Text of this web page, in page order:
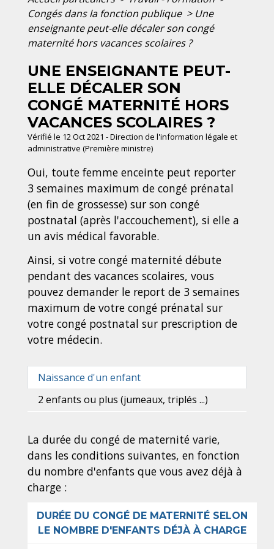
Congés dans la fonction publique > Une
enseignante peut-elle décaler son congé
maternité hors vacances scolaires ?
UNE ENSEIGNANTE PEUT-
ELLE DÉCALER SON
CONGÉ MATERNITÉ HORS
VACANCES SCOLAIRES ?
Vérifié le 12 Oct 2021 - Direction de l'information légale et
administrative (Première ministre)
Oui, toute femme enceinte peut reporter
3 semaines maximum de congé prénatal
(en fin de grossesse) sur son congé
postnatal (après l'accouchement), si elle a
un avis médical favorable.
Ainsi, si votre congé maternité débute
pendant des vacances scolaires, vous
pouvez demander le report de 3 semaines
maximum de votre congé prénatal sur
votre congé postnatal sur prescription de
votre médecin.
Naissance d'un enfant
2 enfants ou plus (jumeaux, triplés ...)
La durée du congé de maternité varie,
dans les conditions suivantes, en fonction
du nombre d'enfants que vous avez déjà à
charge :
DURÉE DU CONGÉ DE MATERNITÉ SELON
LE NOMBRE D'ENFANTS DÉJÀ À CHARGE